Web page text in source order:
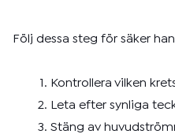
Följ dessa steg för säker
Kontrollera vilken
Leta efter synliga
Stäng av